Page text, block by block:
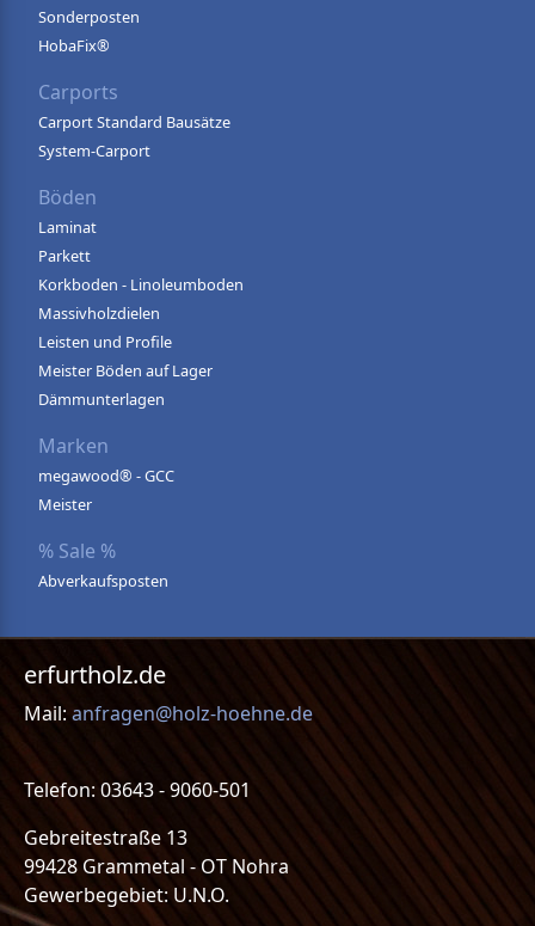
Sonderposten
HobaFix®
Carports
Carport Standard Bausätze
System-Carport
Böden
Laminat
Parkett
Korkboden - Linoleumboden
Massivholzdielen
Leisten und Profile
Meister Böden auf Lager
Dämmunterlagen
Marken
megawood® - GCC
Meister
% Sale %
Abverkaufsposten
erfurtholz.de
Mail: anfragen@holz-hoehne.de
Telefon: 03643 - 9060-501
Gebreitestraße 13
99428 Grammetal - OT Nohra
Gewerbegebiet: U.N.O.